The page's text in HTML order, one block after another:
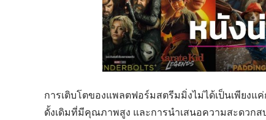
การเติบโตของแพลตฟอร์มสตรีมมิ่งไม่ได้เป็นเพียง
ดั้งเดิมที่มีคุณภาพสูง และการนำเสนอความสะดวก